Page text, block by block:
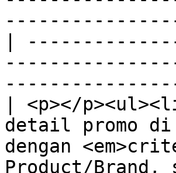
|
| <p></
detail promo di
dengan
Product/Brand,